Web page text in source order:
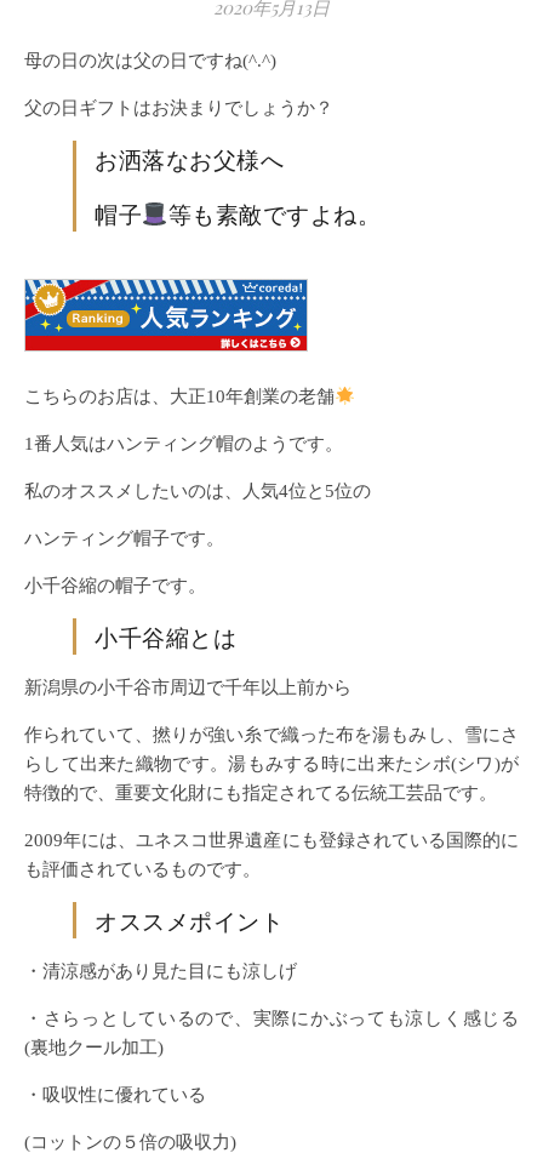
2020年5月13日
母の日の次は父の日ですね(^.^)
父の日ギフトはお決まりでしょうか？
お洒落なお父様へ
帽子
等も素敵ですよね。
こちらのお店は、大正10年創業の老舗
1番人気はハンティング帽のようです。
私のオススメしたいのは、人気4位と5位の
ハンティング帽子です。
小千谷縮の帽子です。
小千谷縮とは
新潟県の小千谷市周辺で千年以上前から
作られていて、撚りが強い糸で織った布を湯もみし、雪にさ
らして出来た織物です。湯もみする時に出来たシボ(シワ)が
特徴的で、重要文化財にも指定されてる伝統工芸品です。
2009年には、ユネスコ世界遺産にも登録されている国際的に
も評価されているものです。
オススメポイント
・清涼感があり見た目にも涼しげ
・さらっとしているので、実際にかぶっても涼しく感じる
(裏地クール加工)
・吸収性に優れている
(コットンの５倍の吸収力)